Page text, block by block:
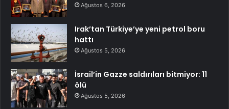
Ağustos 6, 2026
Irak’tan Türkiye’ye yeni petrol boru
hattı
Ağustos 5, 2026
İsrail’in Gazze saldırıları bitmiyor: 11
ölü
Ağustos 5, 2026